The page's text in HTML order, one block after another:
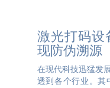
激光打码设
现防伪溯源
在现代科技迅猛发
透到各个行业。其